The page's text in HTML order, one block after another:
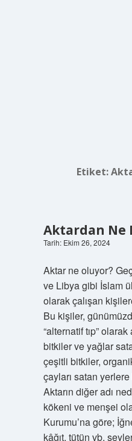
Etiket:
Aktardan Ne
Tarih: Ekim 26, 2024
Aktar ne oluyor?
ve Libya gibi İslam
olarak çalışan
Bu kişiler,
“alternatif tıp” olarak
bitkiler ve yağlar
çeşitli bitkiler,
çayları satan
Aktarın diğer adı
kökeni ve menşei
Kurumu’na göre;
kâğıt, tütün vb.